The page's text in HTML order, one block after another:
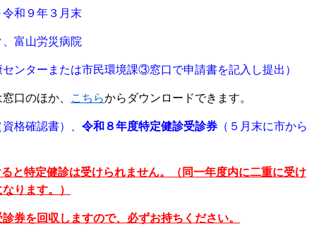
和９年３月末
富山労災病院
ンターまたは市民環境課③窓口で申請書を記入し提出）
口のほか、 こちらからダウンロードできます。
確認書）、 令和８年度特定健診受診券 （５月末に市から
と特定健診は受けられません。（同一年度内に二重に受け
ります。）
券を回収しますので、必ずお持ちください。